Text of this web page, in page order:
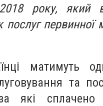
року, який
послуг первинної
матимуть
та
які сплачено